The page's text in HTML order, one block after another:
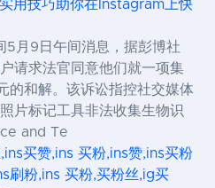
用技巧助你在Instagram上快
5月9日午间消息，据彭博社
请求法官同意他们就一项集
的和解。该诉讼指控社交媒体
片标记工具非法收集生物识
and Te
买赞,ins 买粉,ins赞,ins买粉
刷粉,ins 买粉,买粉丝,ig买